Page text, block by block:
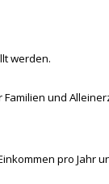
werden.
und
pro Jahr